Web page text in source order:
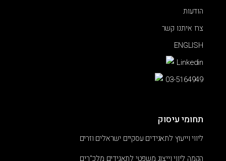
הודעות
צרו איתנו קשר
ENGLISH
Linkedin
03-5164949
תחומי עיסוק
ליווי וייעוץ לתאגידים עסקיים ישראלים וזרים
הקמה ליווי וייצוג משפטי לתאגידים מלכ"רים